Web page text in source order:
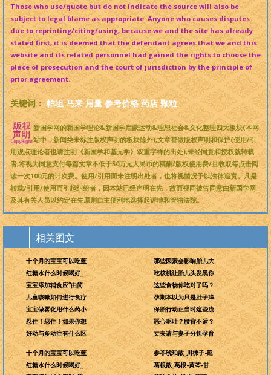
Those who use/quote but do not indicate the source will also be
subject to legal blame as appropriate. Anyone who causes disputes
due to reprinting/citing/using, because we and the site has already
stated first, it is deemed that the defendant agrees that we and this
website and its related personnel had gained the rights to choose the
place of prosecution and the court of jurisdiction by the principle of
prior agreement.
关键词： 帕坦 马来 用量 参考价格 药店 颗粒
新国学网的新国学理论&新国学启蒙运动&理想社会&文化整理四大板块(本网
站中，新闻类未标注版权声明的板块除外),文章都做版权声明和保护(使用/引
用观点理论者也请注明《新国学和基元学》双重字样的出处),未经同意和授权就转载
者,将视为同意支付每篇文章不低于50万元人民币的稿酬/版权使用费/且收取每点击阅
读一次100元的计次费。使用/引用而未注明出处者，也将视情况予以法律追责。凡是
转载/引用/使用而引起纠纷者，因本站已经声明在先，故而视同被告同意由新国学网
及其有关人员以约定在先原则自主便利地选择起诉地和管辖法院。
相关图文
十个月的宝宝可以吃蓝
红糖水什么时候喝好_
宝宝添加辅食应“由简
儿童咳嗽如何进行食疗
宝宝做雾化用什么药小
忍住！忍住！如果你想
好动与多动症有什么区
哪些因素会影响胎儿大
吃核桃让胎儿头发黑你
这些食物你吃对了吗？
孕期本以为只是肚子痒
保胎行动正当时这些流
恶心呕吐？腰背不适？
丈夫请与妻子分担孕育
十个月的宝宝可以吃蓝
红糖水什么时候喝好_
参苓琥珀散_川楝子-延
葛根散_葛根-黄芩-甘